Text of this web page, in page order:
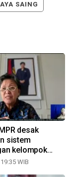
SAING
desak
sistem
kelompok
WIB